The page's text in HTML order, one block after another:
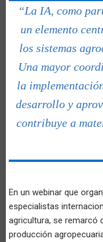
“La IA, como
un elemento
los sistemas
Una mayor
la
desarrollo y
contribuye a
En un webinar que
especialistas
agricultura, se remarcó
producción